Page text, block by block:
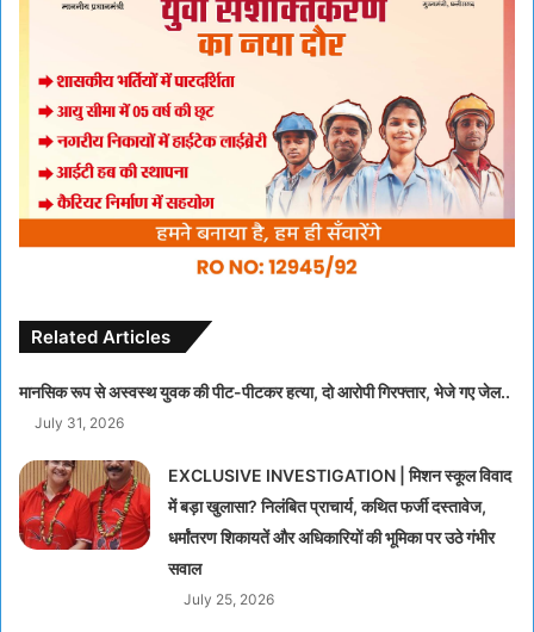
Related Articles
मानसिक रूप से अस्वस्थ युवक की पीट-पीटकर हत्या, दो आरोपी गिरफ्तार, भेजे गए जेल..
July 31, 2026
EXCLUSIVE INVESTIGATION | मिशन स्कूल विवाद
में बड़ा खुलासा? निलंबित प्राचार्य, कथित फर्जी दस्तावेज,
धर्मांतरण शिकायतें और अधिकारियों की भूमिका पर उठे गंभीर
सवाल
July 25, 2026